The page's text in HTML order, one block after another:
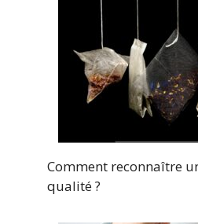
Comment reconnaître
qualité ?